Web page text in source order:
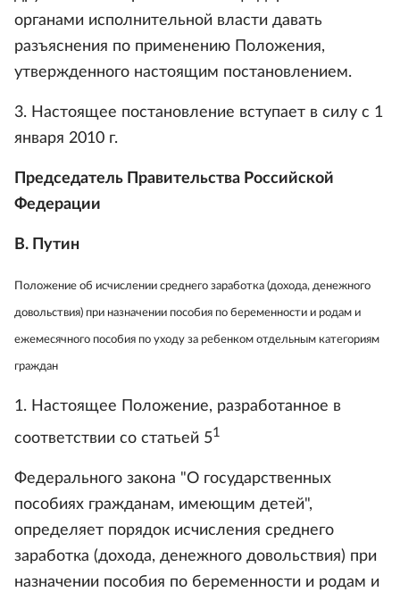
органами исполнительной власти давать
разъяснения по применению Положения,
утвержденного настоящим постановлением.
3. Настоящее постановление вступает в силу с 1
января 2010 г.
Председатель Правительства Российской
Федерации
В. Путин
Положение об исчислении среднего заработка (дохода, денежного
довольствия) при назначении пособия по беременности и родам и
ежемесячного пособия по уходу за ребенком отдельным категориям
граждан
1. Настоящее Положение, разработанное в
соответствии со статьей 51
Федерального закона "О государственных
пособиях гражданам, имеющим детей",
определяет порядок исчисления среднего
заработка (дохода, денежного довольствия) при
назначении пособия по беременности и родам и